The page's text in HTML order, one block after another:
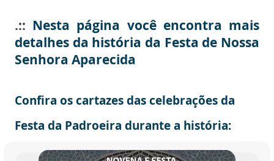
.:: Nesta página você encontra mais
detalhes da história da Festa de Nossa
Senhora Aparecida
Confira oscartazes das celebrações da
Festa da Padroeira durante a história: